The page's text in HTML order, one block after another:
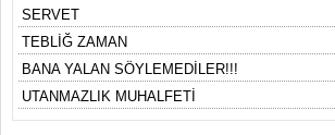
SERVET
TEBLİĞ ZAMAN
BANA YALAN SÖYLEMEDİLER!!!
UTANMAZLIK MUHALFETİ